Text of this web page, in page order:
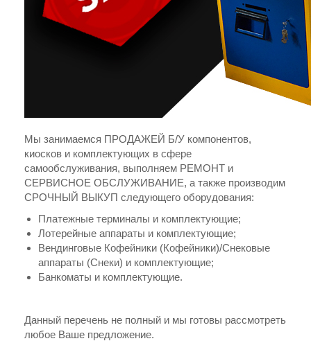
Мы занимаемся ПРОДАЖЕЙ Б/У компонентов,
киосков и комплектующих в сфере
самообслуживания, выполняем РЕМОНТ и
СЕРВИСНОЕ ОБСЛУЖИВАНИЕ, а также производим
СРОЧНЫЙ ВЫКУП следующего оборудования:
Платежные терминалы и комплектующие;
Лотерейные аппараты и комплектующие;
Вендинговые Кофейники (Кофейники)/Снековые
аппараты (Снеки) и комплектующие;
Банкоматы и комплектующие.
Данный перечень не полный и мы готовы рассмотреть
любое Ваше предложение.